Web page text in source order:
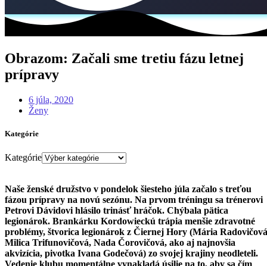
Obrazom: Začali sme tretiu fázu letnej
prípravy
6 júla, 2020
Ženy
Kategórie
Kategórie
Naše ženské družstvo v pondelok šiesteho júla začalo s treťou
fázou prípravy na novú sezónu. Na prvom tréningu sa trénerovi
Petrovi Dávidovi hlásilo trinásť hráčok. Chýbala pätica
legionárok. Brankárku Kordowieckú trápia menšie zdravotné
problémy, štvorica legionárok z Čiernej Hory (Mária
Milica Trifunovičová, Nada Čorovičová, ako aj najnovšia
akvizícia, pivotka Ivana Godečová) zo svojej krajiny neodleteli.
Vedenie klubu momentálne vynakladá úsilie na to, aby sa čím